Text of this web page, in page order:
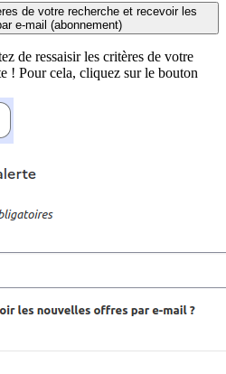
de votre recherche et recevoir les
e-mail (abonnement)
de ressaisir les critères de votre
! Pour cela, cliquez sur le bouton